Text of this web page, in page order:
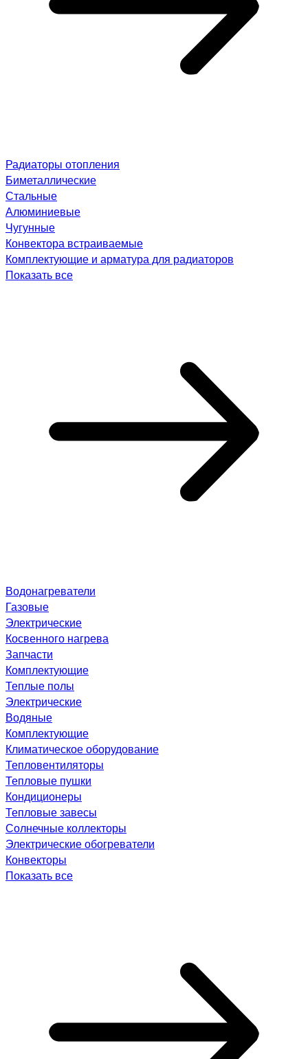
Радиаторы отопления
Биметаллические
Стальные
Алюминиевые
Чугунные
Конвектора встраиваемые
Комплектующие и арматура для радиаторов
Показать все
Водонагреватели
Газовые
Электрические
Косвенного нагрева
Запчасти
Комплектующие
Теплые полы
Электрические
Водяные
Комплектующие
Климатическое оборудование
Тепловентиляторы
Тепловые пушки
Кондиционеры
Тепловые завесы
Солнечные коллекторы
Электрические обогреватели
Конвекторы
Показать все